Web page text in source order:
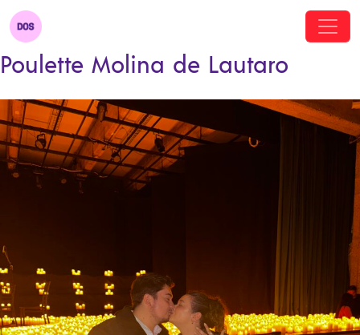
Poulette Molina de Lautaro